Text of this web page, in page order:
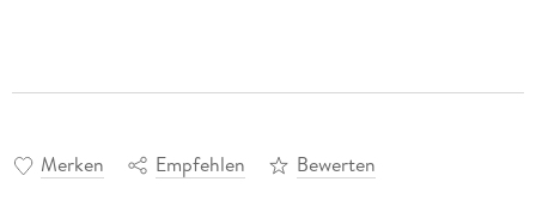
Merken Empfehlen Bewerten